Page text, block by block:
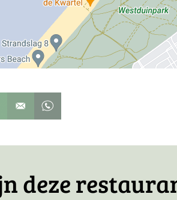
aan favorieten
dit op twitter
Deel dit op pinterest
deze